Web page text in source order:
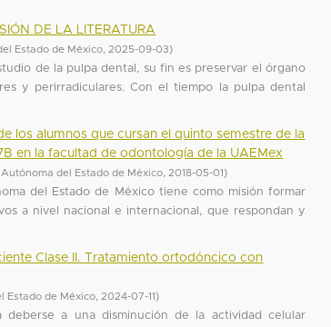
DE LA LITERATURA
Estado de México 2025-09-03)
de la pulpa dental, su fin es preservar el órgano
y perirradiculares. Con el tiempo la pulpa dental
los alumnos que cursan el quinto semestre de la
en la facultad de odontología de la UAEMex
del Estado de México 2018-05-01)
del Estado de México tiene como misión formar
a nivel nacional e internacional, que respondan y
Clase II. Tratamiento ortodóncico con
Estado de México 2024-07-11)
deberse a una disminución de la actividad celular